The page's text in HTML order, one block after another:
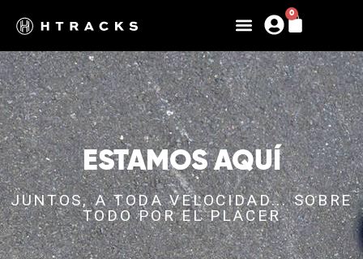
0
ESTAMOS AQUÍ
JUNTOS, A TODA VELOCIDAD... SOBRE
TODO POR EL PLACER